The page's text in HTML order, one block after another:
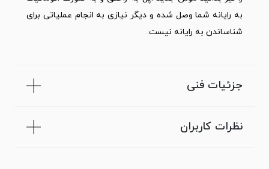
به رایانه شما وصل شده و دیگر نیازی به انجام عملیاتی برای
شناساندن به رایانه نیست.
جزئیات فنی
نظرات کاربران